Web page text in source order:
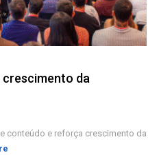
crescimento da
conteúdo e reforça crescimento da